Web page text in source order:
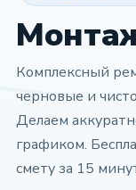
Комплексный
черновые и
Делаем
графиком.
смету за 15